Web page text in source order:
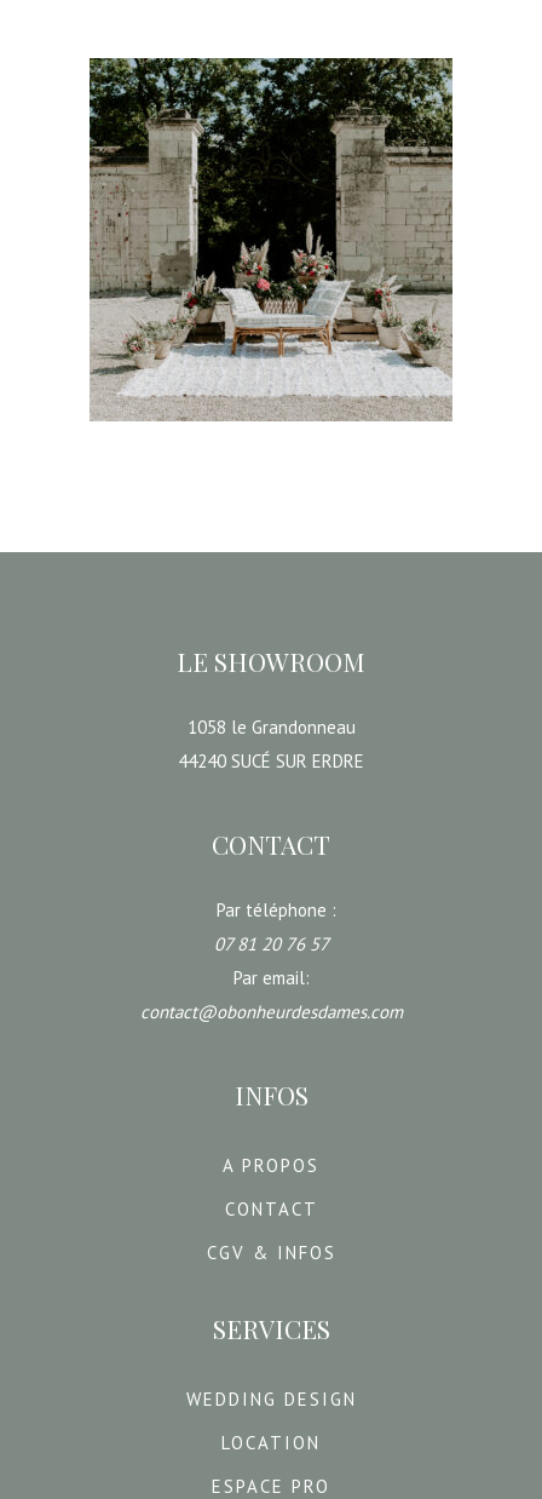
Lot 2 tapis « Alya »
35,00 €
LE SHOWROOM
1058 le Grandonneau
44240 SUCÉ SUR ERDRE
CONTACT
Par téléphone :
07 81 20 76 57
Par email:
contact@obonheurdesdames.com
INFOS
A PROPOS
CONTACT
CGV & INFOS
SERVICES
WEDDING DESIGN
LOCATION
ESPACE PRO